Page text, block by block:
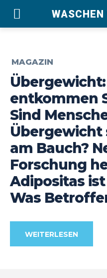
WASCHEN
MAGAZIN
Übergewicht:
entkommen
Sind
Übergewicht
am Bauch?
Forschung
Adipositas
Was
WEITERLESEN